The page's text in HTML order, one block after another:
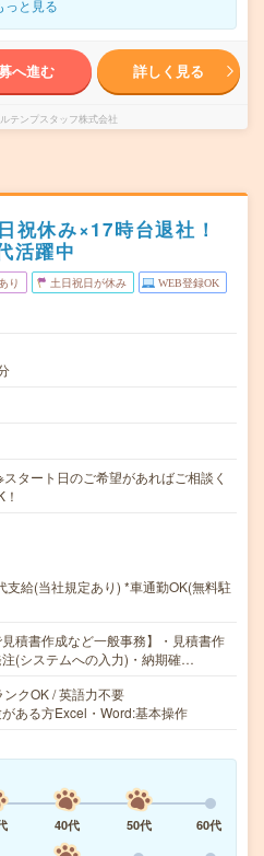
っと見る
へ進む 詳しく見る
テンプスタッフ株式会社
祝休み×17時台退社！
活躍中
り 土日祝日が休み WEB登録OK
タート日のご希望があればご相談く
支給(当社規定あり) *車通勤OK(無料駐
見積書作成など一般事務】・見積書作
(システムへの入力)・納期確…
クOK / 英語力不要
ある方Excel・Word:基本操作
40代 50代
60代